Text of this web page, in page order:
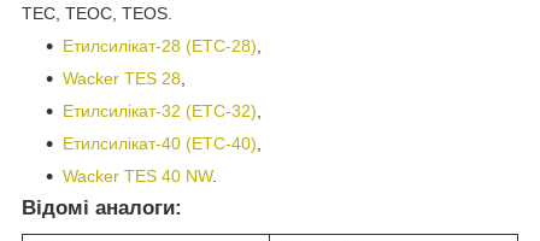
ТЕС, ТЕОС, TEOS.
Етилсилікат-28 (ЕТС-28),
Wacker TES 28,
Етилсилікат-32 (ЕТС-32),
Етилсилікат-40 (ЕТС-40),
Wacker TES 40 NW.
Відомі аналоги: